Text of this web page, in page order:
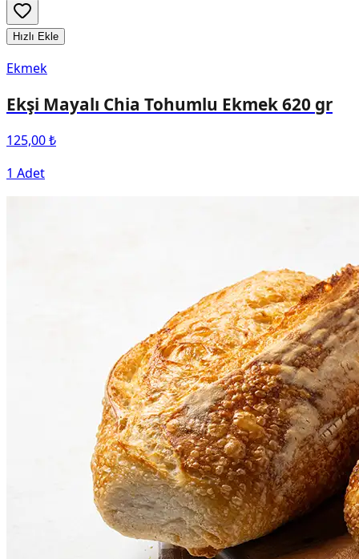
Hızlı Ekle
Ekmek
Ekşi Mayalı Chia Tohumlu Ekmek 620 gr
125,00 ₺
1 Adet